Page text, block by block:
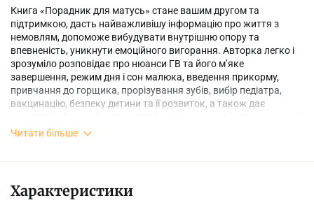
Книга «Порадник для матусь» стане вашим другом та
підтримкою, дасть найважливішу інформацію про життя з
немовлям, допоможе вибудувати внутрішню опору та
впевненість, уникнути емоційного вигорання. Авторка легко і
зрозуміло розповідає про нюанси ГВ та його м’яке
завершення, режим дня і сон малюка, введення прикорму,
привчання до горщика, прорізування зубів, вибір педіатра,
вакцинацію, безпеку дитини та її розвиток, а також дає
дії батьків у кожному випадку. Тут ви знайдете найсучасніші та
Ця книга стане чудовим помічником для молодих мам, адже
Читати більше
Характеристики